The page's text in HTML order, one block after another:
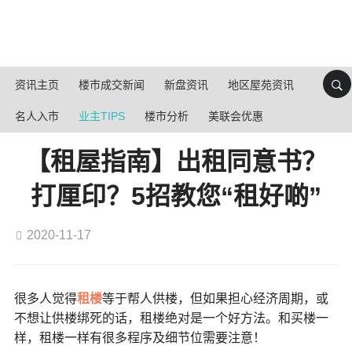
资讯主页 楼市成交新闻 新盘资讯 地区屋苑资讯
名人入市 业主TIPS 楼市分析 美联会优惠
【租屋指南】出租同意书？
打厘印？5招教您“租好啲”
2020-11-17
很多人觉得租楼等于帮人供楼，但如果担心经济周期，或
不想让供楼绑死的话，租楼绝对是一个好方法。和买楼一
样，租楼一样有很多程序及细节位需要注意！